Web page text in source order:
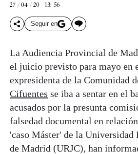
27 / 04 / 20 - 13: 56
Seguir en
La Audiencia Provincial de
el juicio previsto para mayo en
expresidenta de la Comunidad
Cifuentes se iba a sentar en el
acusados por la presunta
falsedad documental en
'caso Máster' de la Universidad
de Madrid (URJC), han